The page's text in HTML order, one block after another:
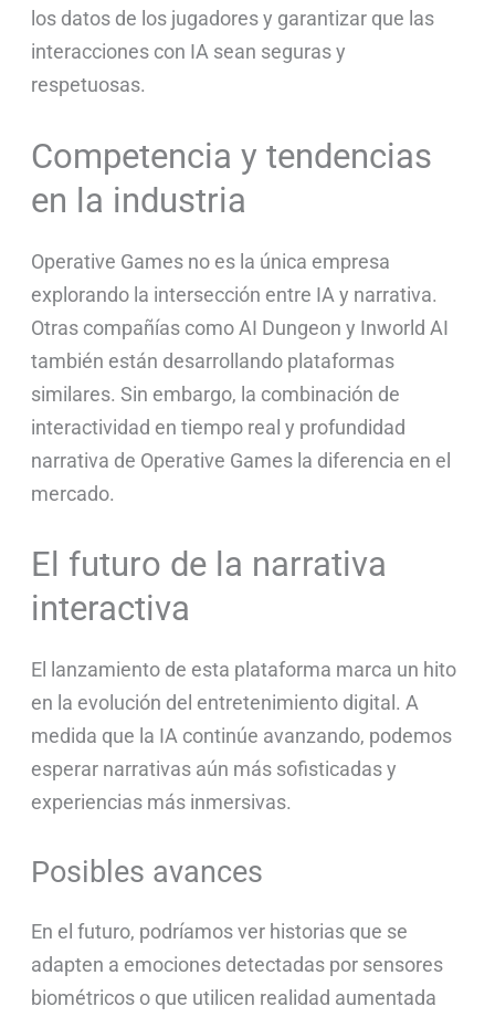
los datos de los jugadores y garantizar que las
interacciones con IA sean seguras y
respetuosas.
Competencia y tendencias
en la industria
Operative Games no es la única empresa
explorando la intersección entre IA y narrativa.
Otras compañías como AI Dungeon y Inworld AI
también están desarrollando plataformas
similares. Sin embargo, la combinación de
interactividad en tiempo real y profundidad
narrativa de Operative Games la diferencia en el
mercado.
El futuro de la narrativa
interactiva
El lanzamiento de esta plataforma marca un hito
en la evolución del entretenimiento digital. A
medida que la IA continúe avanzando, podemos
esperar narrativas aún más sofisticadas y
experiencias más inmersivas.
Posibles avances
En el futuro, podríamos ver historias que se
adapten a emociones detectadas por sensores
biométricos o que utilicen realidad aumentada